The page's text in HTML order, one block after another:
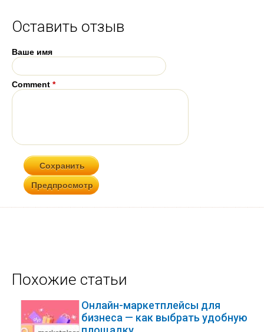
Оставить отзыв
Ваше имя
Comment *
Похожие статьи
Онлайн-маркетплейсы для
бизнеса — как выбрать удобную